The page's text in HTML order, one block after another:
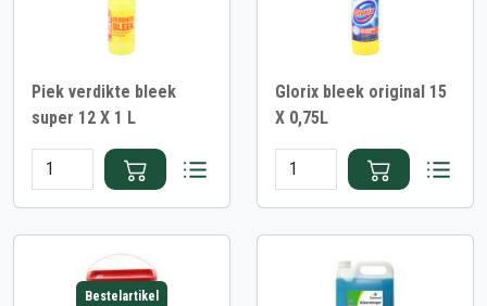
Piek verdikte bleek
super 12 X 1 L
Glorix bleek original 15
X 0,75L
Bestelartikel